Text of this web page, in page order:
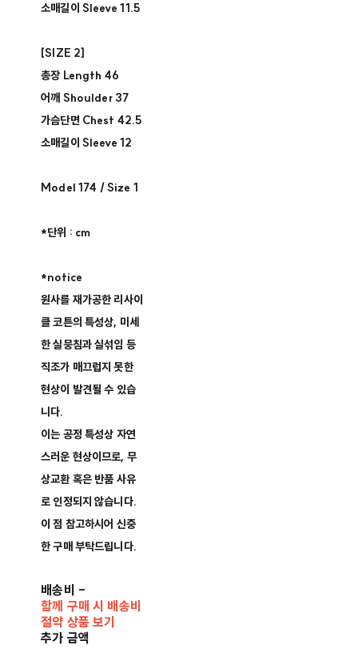
소매길이 Sleeve 11.5 ​
[SIZE 2]​
총장 Length 46​
어깨 Shoulder 37​
가슴단면 Chest 42.5 ​
소매길이 Sleeve 12​
Model 174 / Size 1​
*단위 : cm
*notice
원사를 재가공한 리사이
클 코튼의 특성상, 미세
한 실뭉침과 실섞임 등
직조가 매끄럽지 못한
현상이 발견될 수 있습
니다.​
이는 공정 특성상 자연
스러운 현상이므로, 무
상교환 혹은 반품 사유
로 인정되지 않습니다.​
이 점 참고하시어 신중
한 구매 부탁드립니다.​
배송비 -
함께 구매 시 배송비
절약 상품 보기
추가 금액